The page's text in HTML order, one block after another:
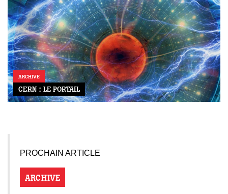
ARCHIVE
CERN : LE PORTAIL
PROCHAIN ARTICLE
ARCHIVE